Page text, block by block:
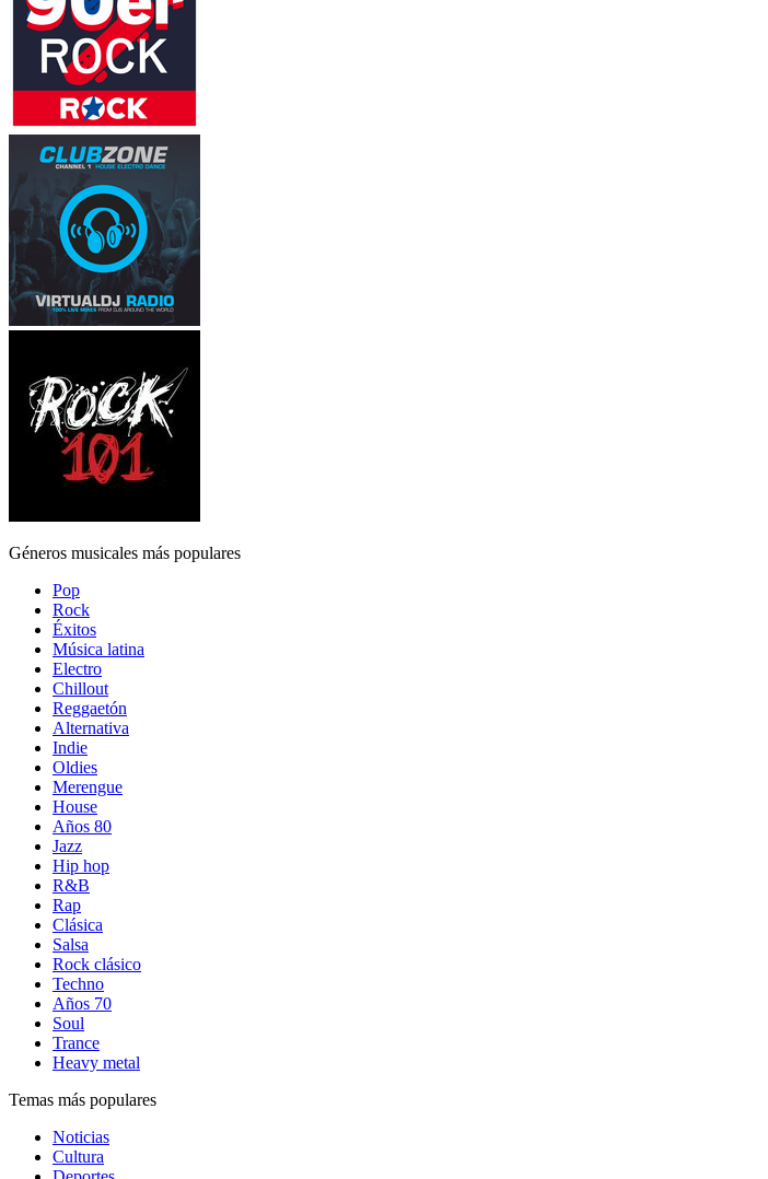
Géneros musicales más populares
Pop
Rock
Éxitos
Música latina
Electro
Chillout
Reggaetón
Alternativa
Indie
Oldies
Merengue
House
Años 80
Jazz
Hip hop
R&B
Rap
Clásica
Salsa
Rock clásico
Techno
Años 70
Soul
Trance
Heavy metal
Temas más populares
Noticias
Cultura